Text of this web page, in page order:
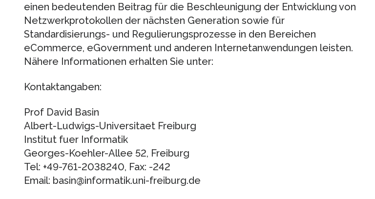
einen bedeutenden Beitrag für die Beschleunigung der Entwicklung von
Netzwerkprotokollen der nächsten Generation sowie für
Standardisierungs- und Regulierungsprozesse in den Bereichen
eCommerce, eGovernment und anderen Internetanwendungen leisten.
Nähere Informationen erhalten Sie unter:
Kontaktangaben:
Prof David Basin
Albert-Ludwigs-Universitaet Freiburg
Institut fuer Informatik
Georges-Koehler-Allee 52, Freiburg
Tel: +49-761-2038240, Fax: -242
Email: basin@informatik.uni-freiburg.de